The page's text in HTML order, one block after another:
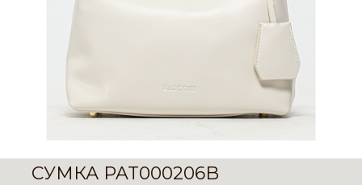
СУМКА PAT000206B